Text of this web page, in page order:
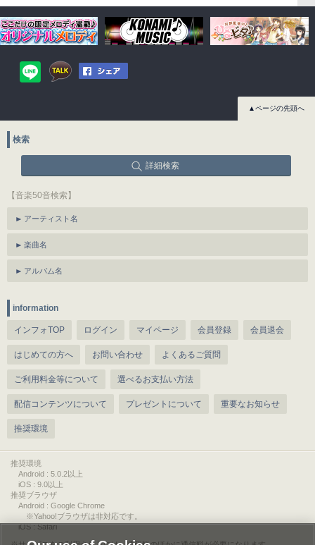
▲ページの先頭へ
検索
詳細検索
【音楽50音検索】
アーティスト名
楽曲名
アルバム名
information
インフォTOP ログイン マイページ 会員登録 会員退会
はじめての方へ お問い合わせ よくあるご質問
ご利用料金等について 選べるお支払い方法
配信コンテンツについて プレゼントについて 重要なお知らせ
推奨環境
推奨環境
Android : 5.0.2以上
iOS : 9.0以上
推奨ブラウザ
Android : Google Chrome
※Yahoo!ブラウザは非対応です。
iOS : Safari